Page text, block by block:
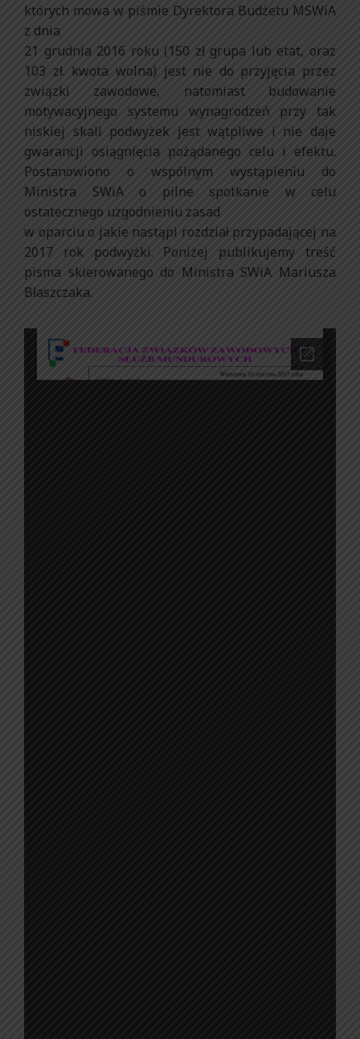
których mowa w piśmie Dyrektora Budżetu MSWiA
z dnia
21 grudnia 2016 roku (150 zł grupa lub etat, oraz
103 zł. kwota wolna) jest nie do przyjęcia przez
związki zawodowe, natomiast budowanie
motywacyjnego systemu wynagrodzeń przy tak
niskiej skali podwyżek jest wątpliwe i nie daje
gwarancji osiągnięcia pożądanego celu i efektu.
Postanowiono o wspólnym wystąpieniu do
Ministra SWiA o pilne spotkanie w celu
ostatecznego uzgodnieniu zasad
w oparciu o jakie nastąpi rozdział przypadającej na
2017 rok podwyżki. Poniżej publikujemy treść
pisma skierowanego do Ministra SWiA Mariusza
Błaszczaka.